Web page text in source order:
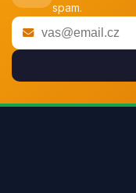
spam.